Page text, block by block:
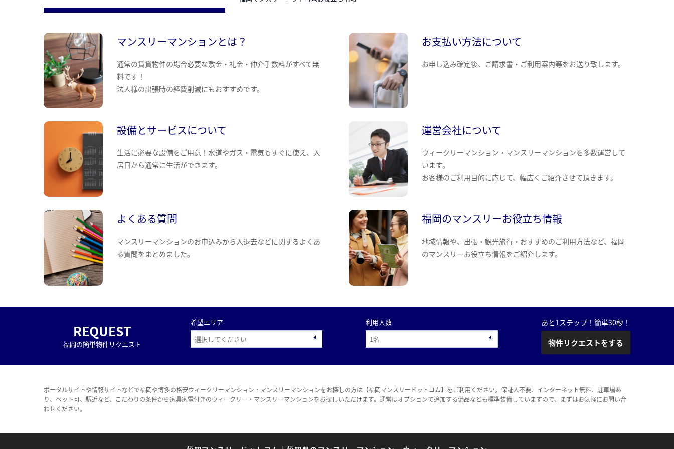
マンスリーマンションとは？
通常の賃貸物件の場合必要な敷金・礼金・仲介手数料がすべて無
料です！
法人様の出張時の経費削減にもおすすめです。
お支払い方法について
お申し込み確定後、ご請求書・ご利用案内等をお送り致します。
設備とサービスについて
生活に必要な設備をご用意！水道やガス・電気もすぐに使え、入
居日から通常に生活ができます。
運営会社について
ウィークリーマンション・マンスリーマンションを多数運営して
います。
お客様のご利用目的に応じて、幅広くご紹介させて頂きます。
よくある質問
マンスリーマンションのお申込みから入退去などに関するよくあ
る質問をまとめました。
福岡のマンスリーお役立ち情報
地域情報や、出張・観光旅行・おすすめのご利用方法など、福岡
のマンスリーお役立ち情報をご紹介します。
REQUEST
福岡の簡単物件リクエスト
希望エリア 利用人数 あと1ステップ！簡単30秒！
物件リクエストをする
ポータルサイトや情報サイトなどで福岡や博多の格安ウィークリーマンション・マンスリーマンションをお探しの方は【福岡マンスリードットコム】をご利用ください。保証人不要、インターネット無料、駐車場あ
り、ペット可、駅近など、こだわりの条件から家具家電付きのウィークリー・マンスリーマンションをお探しいただけます。通常はオプションで追加する備品なども標準装備していますので、まずはお気軽にお問い合
わせください。